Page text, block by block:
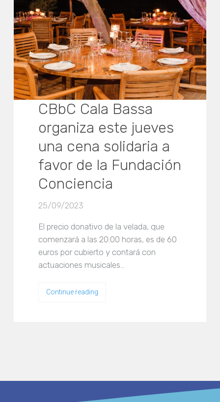
CBbC Cala Bassa
organiza este jueves
una cena solidaria a
favor de la Fundación
Conciencia
25/09/2023
El precio donativo de la velada, que
comenzará a las 20:00 horas, es de 60
euros por cubierto y contará con
actuaciones musicales…
Continue reading